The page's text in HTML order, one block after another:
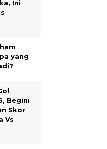
Ini
yang
Begini
Skor
Vs